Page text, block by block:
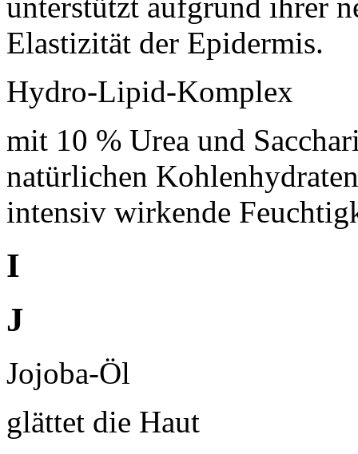
Elastizität der Epidermis.
Hydro-Lipid-Komplex
mit 10 % Urea und
natürlichen
intensiv wirkende
I
J
Jojoba-Öl
glättet die Haut